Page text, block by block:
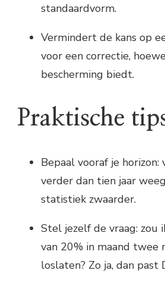
standaardvorm.
Vermindert de kans op
voor een correctie,
bescherming biedt.
Praktische
Bepaal vooraf je horizon:
verder dan tien jaar
statistiek zwaarder.
Stel jezelf de vraag: zou
van 20% in maand twee
loslaten? Zo ja, dan past